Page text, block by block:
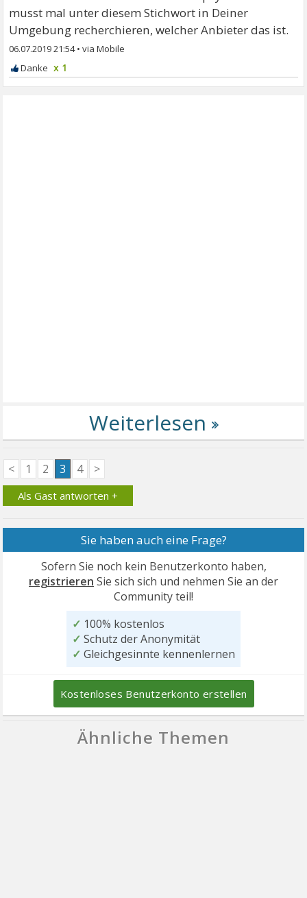
musst mal unter diesem Stichwort in Deiner
Umgebung recherchieren, welcher Anbieter das ist.
06.07.2019 21:54•
x 1
< 1 2 3 4 >
Als Gast antworten +
Sie haben auch eine Frage?
Sofern Sie noch kein Benutzerkonto haben,
registrieren Sie sich sich und nehmen Sie an der
Community teil!
✓ 100% kostenlos
✓ Schutz der Anonymität
✓ Gleichgesinnte kennenlernen
Kostenloses Benutzerkonto erstellen
Ähnliche Themen